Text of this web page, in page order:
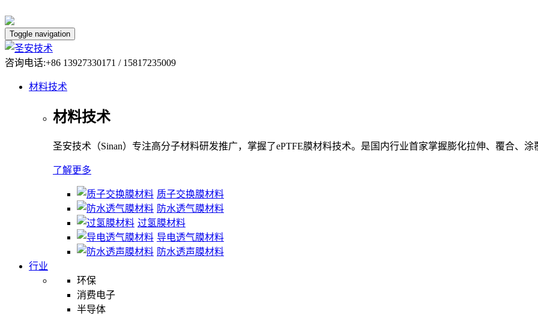
Toggle navigation
咨询电话:+86 13927330171 / 15817235009
材料技术
材料技术
圣安技术（Sinan）专注高分子材料研发推广，掌握了ePTFE膜材料技术。是国内行业首家掌握膨化拉伸、覆合、
了解更多
质子交换膜材料
防水透气膜材料
过氢膜材料
导电透气膜材料
防水透声膜材料
行业
环保
消费电子
半导体